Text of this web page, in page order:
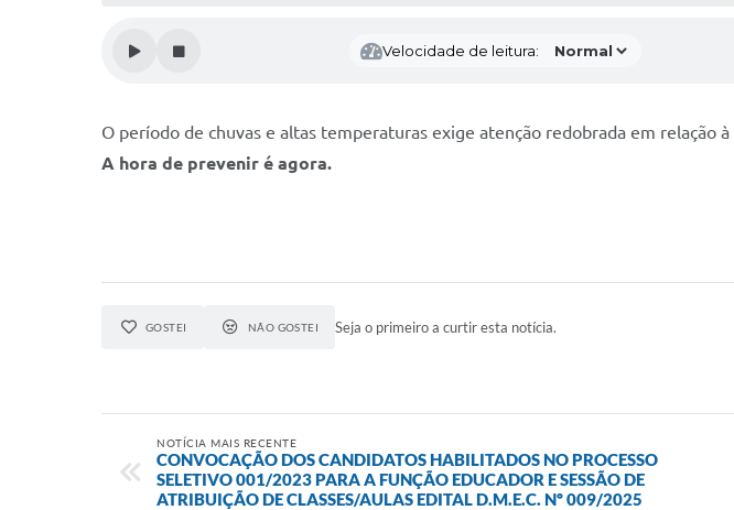
Velocidade de leitura:
O período de chuvas e altas temperaturas exige atenção redobrada em relação à
A hora de prevenir é agora.
GOSTEI NÃO GOSTEI Seja o primeiro a curtir esta notícia.
NOTÍCIA MAIS RECENTE
CONVOCAÇÃO DOS CANDIDATOS HABILITADOS NO PROCESSO
SELETIVO 001/2023 PARA A FUNÇÃO EDUCADOR E SESSÃO DE
ATRIBUIÇÃO DE CLASSES/AULAS EDITAL D.M.E.C. Nº 009/2025